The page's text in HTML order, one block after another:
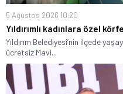
5 Ağustos 2026 10:20
Yıldırımlı kadınlara özel
Yıldırım Belediyesi’nin ilçede
ücretsiz Mavi...